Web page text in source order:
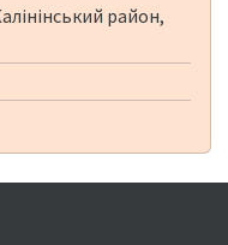
район,